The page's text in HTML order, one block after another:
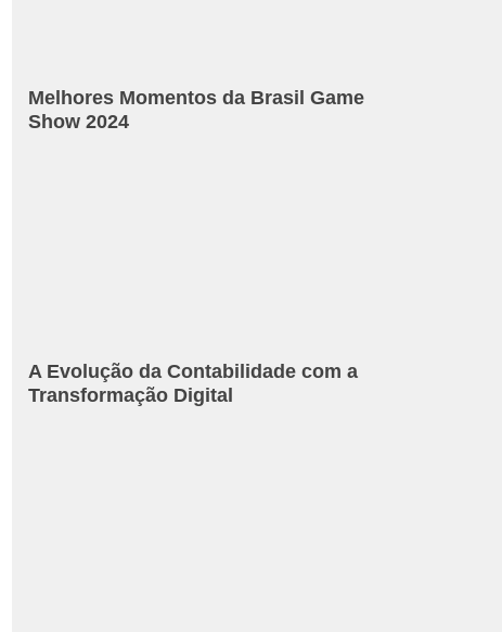
Melhores Momentos da Brasil Game
Show 2024
A Evolução da Contabilidade com a
Transformação Digital